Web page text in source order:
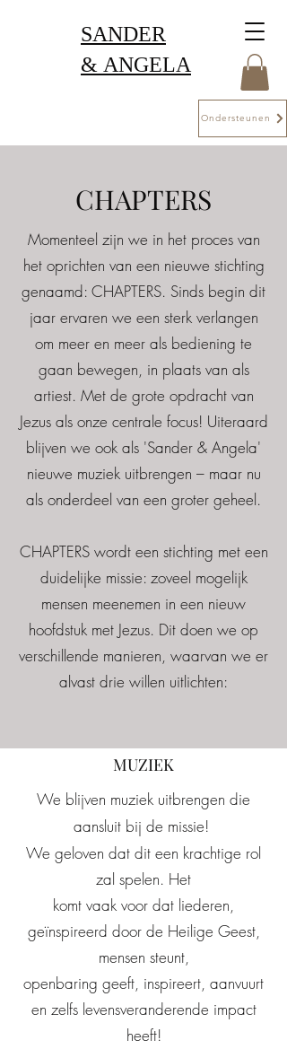
SANDER
& ANGELA
Ondersteunen
CHAPTERS
Momenteel zijn we in het proces van
het oprichten van een nieuwe stichting
genaamd: CHAPTERS. Sinds begin dit
jaar ervaren we een sterk verlangen
om meer en meer als bediening te
gaan bewegen, in plaats van als
artiest. Met de grote opdracht van
Jezus als onze centrale focus! Uiteraard
blijven we ook als 'Sander & Angela'
nieuwe muziek uitbrengen – maar nu
als onderdeel van een groter geheel.
CHAPTERS wordt een stichting met een
duidelijke missie: zoveel mogelijk
mensen meenemen in een nieuw
hoofdstuk met Jezus. Dit doen we op
verschillende manieren, waarvan we er
alvast drie willen uitlichten:
MUZIEK
We blijven muziek uitbrengen die
aansluit bij de missie!
We geloven dat dit een krachtige rol
zal spelen. Het
komt vaak voor dat liederen,
geïnspireerd door de Heilige Geest,
mensen steunt,
openbaring geeft, inspireert, aanvuurt
en zelfs levensveranderende impact
heeft!